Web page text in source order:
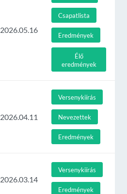
2026.05.16
Csapatlista
Eredmények
Élő
eredmények
2026.04.11
Versenykiírás
Nevezettek
Eredmények
2026.03.14
Versenykiírás
Eredmények